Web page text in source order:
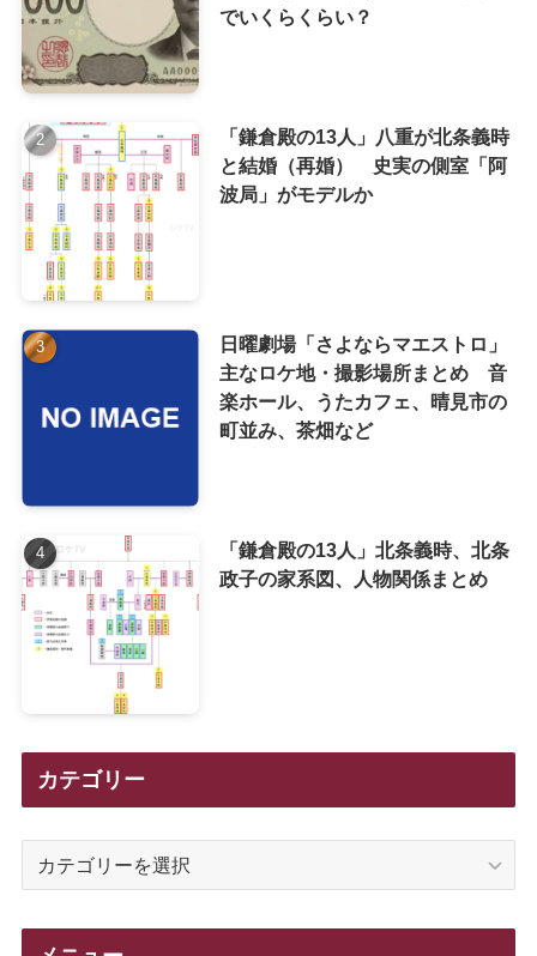
でいくらくらい？
「鎌倉殿の13人」八重が北条義時
と結婚（再婚） 史実の側室「阿
波局」がモデルか
日曜劇場「さよならマエストロ」
主なロケ地・撮影場所まとめ 音
楽ホール、うたカフェ、晴見市の
町並み、茶畑など
「鎌倉殿の13人」北条義時、北条
政子の家系図、人物関係まとめ
カテゴリー